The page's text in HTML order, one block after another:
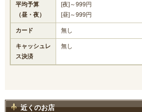
平均予算
（昼・夜）
[夜]～999円
[昼]～999円
カード 無し
キャッシュレ
ス決済
無し
近くのお店